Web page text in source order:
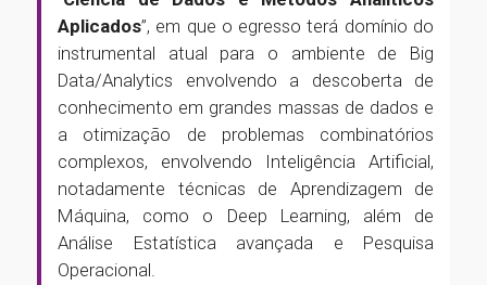
Aplicados”, em que o egresso terá domínio do
instrumental atual para o ambiente de Big
Data/Analytics envolvendo a descoberta de
conhecimento em grandes massas de dados e
a otimização de problemas combinatórios
complexos, envolvendo Inteligência Artificial,
notadamente técnicas de Aprendizagem de
Máquina, como o Deep Learning, além de
Análise Estatística avançada e Pesquisa
Operacional.